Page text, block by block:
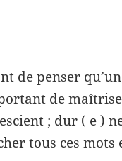
de penser
de
; dur ( e )
tous ces mots